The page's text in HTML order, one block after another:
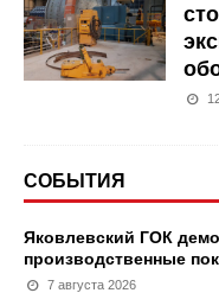
СОБЫТИЯ
Яковлевский ГОК
производственные
7 августа 2026